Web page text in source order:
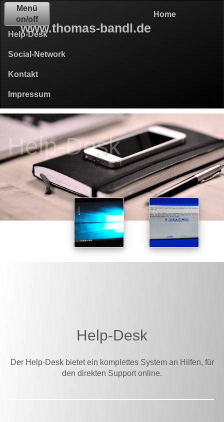
www.thomas-bandl.de
Home
Help-Desk
Social-Network
Kontakt
Impressum
Menü
on/off
Help-Desk
Help-Desk
Der Help-Desk bietet ein komplettes System an Hilfen, für
den direkten Support online.